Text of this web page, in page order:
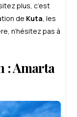
plus, c’est
de Kuta, les
n’hésitez pas à
: Amarta